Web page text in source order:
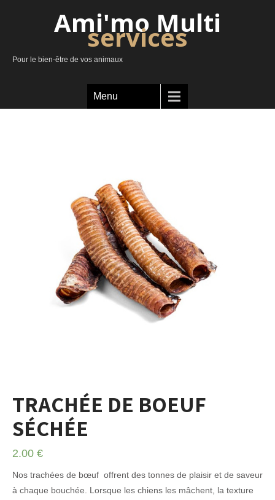
Ami'mo Multi
services
Pour le bien-être de vos animaux
Menu
TRACHÉE DE BOEUF
SÉCHÉE
2.00 €
Nos trachées de bœuf offrent des tonnes de plaisir et de saveur
à chaque bouchée. Lorsque les chiens les mâchent, la texture